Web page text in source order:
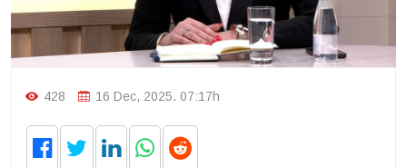
428 16 Dec, 2025. 07:17h